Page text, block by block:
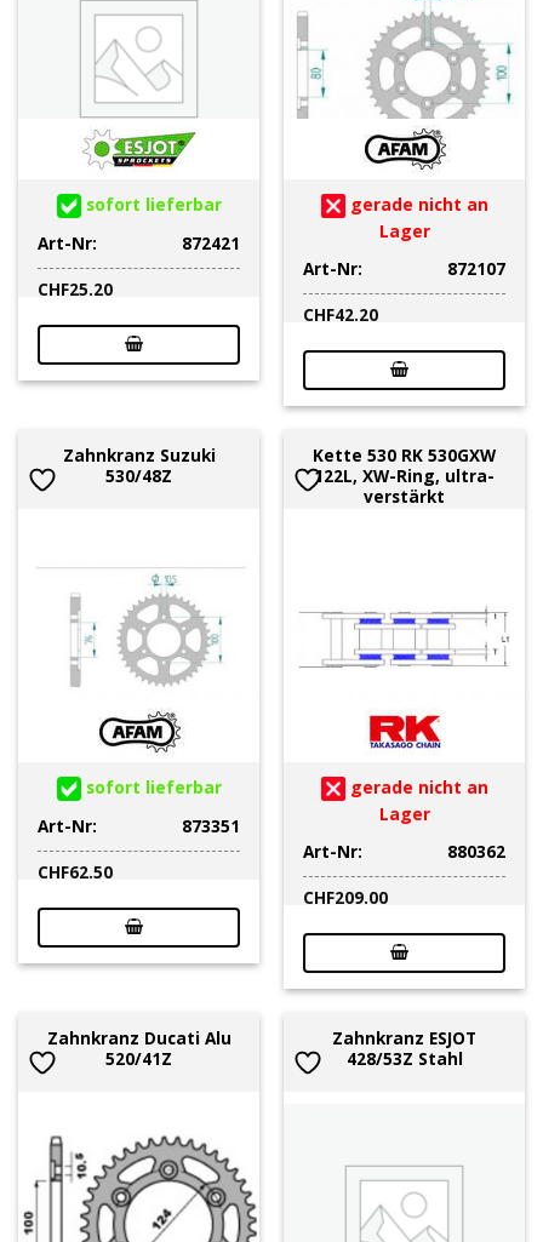
sofort lieferbar
Art-Nr:
872421
CHF25.20
gerade nicht an
Lager
Art-Nr:
872107
CHF42.20
Zahnkranz Suzuki
530/48Z
sofort lieferbar
Art-Nr:
873351
CHF62.50
Kette 530 RK 530GXW
122L, XW-Ring, ultra-
verstärkt
gerade nicht an
Lager
Art-Nr:
880362
CHF209.00
Zahnkranz Ducati Alu
520/41Z
Zahnkranz ESJOT
428/53Z Stahl